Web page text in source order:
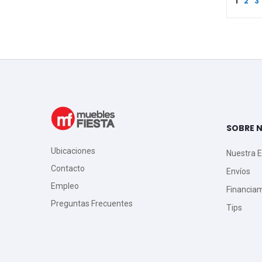
Ubicaciones
Contacto
Empleo
Preguntas Frecuentes
SOBRE
Nuestra
Envíos
Tips